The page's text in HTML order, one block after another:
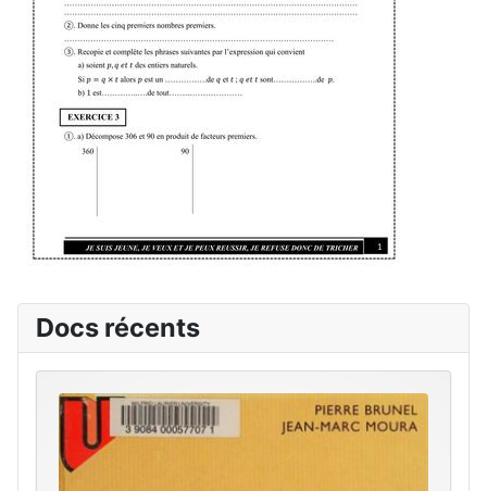
Docs récents